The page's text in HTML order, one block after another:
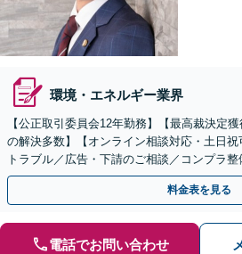
環境・エネルギー業界
【公正取引委員会12年勤務】【最高裁決定
の解決多数】【オンライン相談対応・土日
トラブル／広告・下請のご相談／コンプラ
式の相続／誹謗中傷対策／不動産問題まで幅
料金表を見る
電話でお問い合わせ